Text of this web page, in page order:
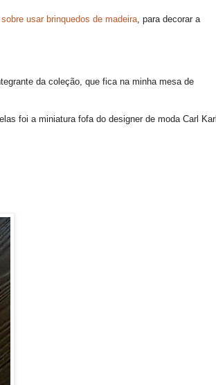
usar brinquedos de madeira, para decorar a
da coleção, que fica na minha mesa de
foi a miniatura fofa do designer de moda Carl Karl